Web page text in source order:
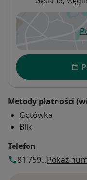
Dostępność
Metody płatności
Gotówka
Blik
Telefon
81 759...Pokaż